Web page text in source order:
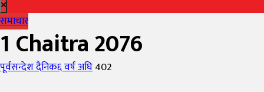
समाचार
1 Chaitra 2076
Author
पूर्वसन्देश दैनिकPosted
६ वर्ष अघि402